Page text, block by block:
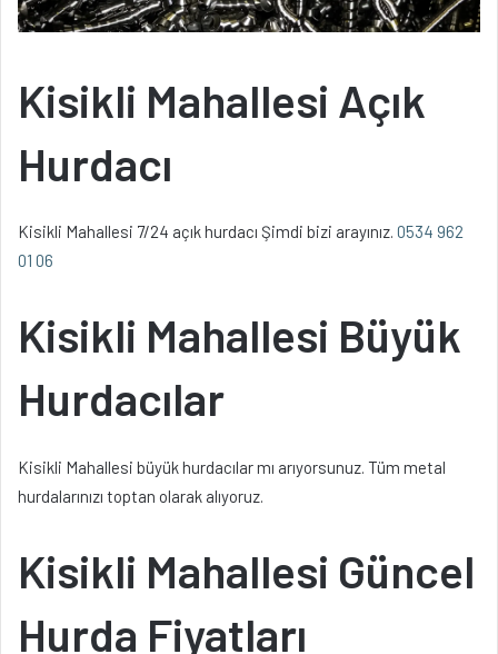
Kisikli Mahallesi Açık
Hurdacı
Kisikli Mahallesi 7/24 açık hurdacı Şimdi bizi arayınız. 0534 962
01 06
Kisikli Mahallesi Büyük
Hurdacılar
Kisikli Mahallesi büyük hurdacılar mı arıyorsunuz. Tüm metal
hurdalarınızı toptan olarak alıyoruz.
Kisikli Mahallesi Güncel
Hurda Fiyatları